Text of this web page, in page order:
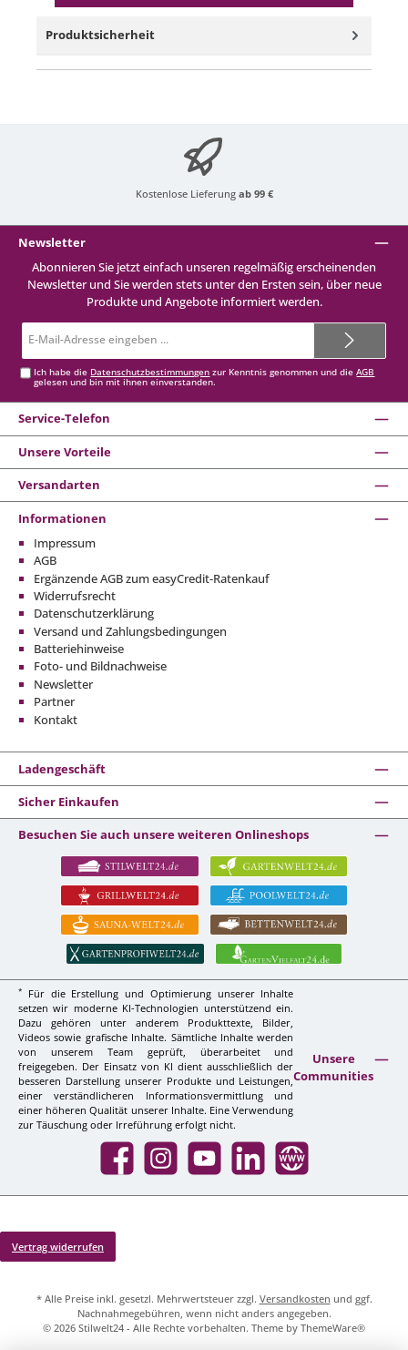
Produktsicherheit
Kostenlose Lieferung ab 99 €
Newsletter
Abonnieren Sie jetzt einfach unseren regelmäßig erscheinenden
Newsletter und Sie werden stets unter den Ersten sein, über neue
Produkte und Angebote informiert werden.
Mail-
Ich habe die Datenschutzbestimmungen zur Kenntnis genommen und dieAGB
gelesen und bin mit ihnen einverstanden.
Service-Telefon
Unsere Vorteile
Versandarten
Informationen
Impressum
AGB
Ergänzende AGB zum easyCredit-Ratenkauf
Widerrufsrecht
Datenschutzerklärung
Versand und Zahlungsbedingungen
Batteriehinweise
Foto- und Bildnachweise
Newsletter
Partner
Kontakt
Ladengeschäft
Sicher Einkaufen
Besuchen Sie auch unsere weiteren Onlineshops
*
Für die Erstellung und Optimierung unserer Inhalte
setzen wir moderne KI-Technologien unterstützend ein.
Dazu gehören unter anderem Produkttexte, Bilder,
Videos sowie grafische Inhalte. Sämtliche Inhalte werden
von unserem Team geprüft, überarbeitet und
freigegeben. Der Einsatz von KI dient ausschließlich der
besseren Darstellung unserer Produkte und Leistungen,
einer verständlicheren Informationsvermittlung und
einer höheren Qualität unserer Inhalte. Eine Verwendung
zur Täuschung oder Irreführung erfolgt nicht.
Unsere
Communities
Facebook InstagramYouTube LinkedIn Website
Vertrag widerrufen
* Alle Preise inkl. gesetzl. Mehrwertsteuer zzgl. Versandkosten und ggf.
Nachnahmegebühren, wenn nicht anders angegeben.
© 2026 Stilwelt24 - Alle Rechte vorbehalten. Theme by ThemeWare®